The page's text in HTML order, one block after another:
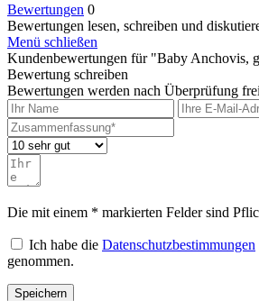
Bewertungen 0
Bewertungen lesen, schreiben und
Menü schließen
Kundenbewertungen für "Baby Anchovis,
Bewertung schreiben
Bewertungen werden nach Überprüfung
Die mit einem * markierten Felder sind
Ich habe die Datenschutzbestimmungen
genommen.
Speichern